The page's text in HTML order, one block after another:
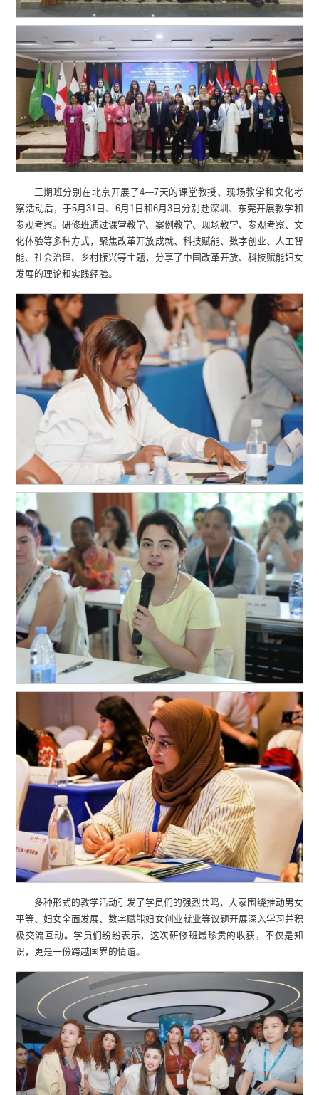
三期班分别在北京开展了4—7天的课堂教授、现场教学和文化考
察活动后，于5月31日、6月1日和6月3日分别赴深圳、东莞开展教学和
参观考察。研修班通过课堂教学、案例教学、现场教学、参观考察、文
化体验等多种方式，聚焦改革开放成就、科技赋能、数字创业、人工智
能、社会治理、乡村振兴等主题，分享了中国改革开放、科技赋能妇女
发展的理论和实践经验。
多种形式的教学活动引发了学员们的强烈共鸣，大家围绕推动男女
平等、妇女全面发展、数字赋能妇女创业就业等议题开展深入学习并积
极交流互动。学员们纷纷表示，这次研修班最珍贵的收获，不仅是知
识，更是一份跨越国界的情谊。